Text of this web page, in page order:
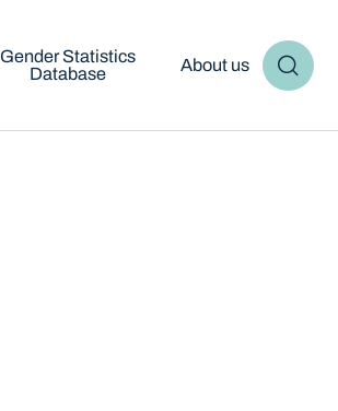
Gender Statistics
Database
About us